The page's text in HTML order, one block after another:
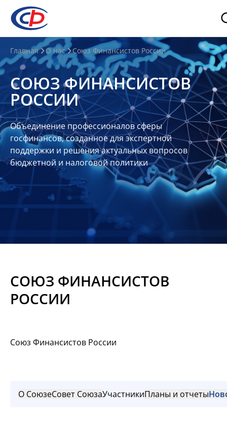
О
нас
О
СФР
Совет
Союза
Участники
Планы
отчеты
Контакты
Материалы
Главная О нас Союз Финансистов России
СОЮЗ ФИНАНСИСТОВ
РОССИИ
Объединение профессионалов сферы
госфинансов, созданное для экспертной
поддержки и решения актуальных вопросов
бюджетной и налоговой политики
СОЮЗ ФИНАНСИСТОВ
РОССИИ
Союз Финансистов России
О СоюзеСовет СоюзаУчастникиПланы и отчеты